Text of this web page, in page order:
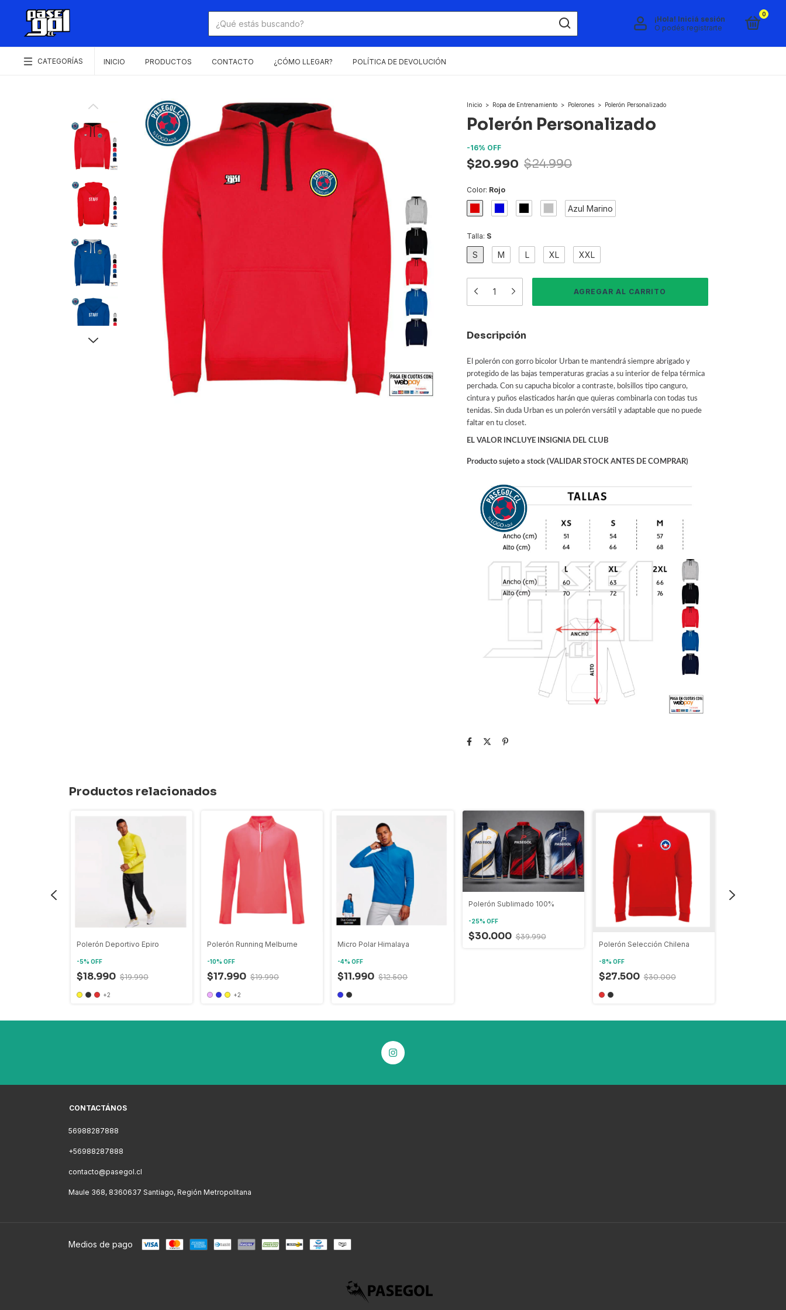
¡Hola! Iniciá sesión
O podés registrarte
0
CATEGORÍAS INICIO PRODUCTOS CONTACTO ¿CÓMO LLEGAR? POLÍTICA DE DEVOLUCIÓN
Inicio > Ropa de Entrenamiento > Polerones > Polerón Personalizado
Polerón Personalizado
-16% OFF
$20.990 $24.990
Color: Rojo
Azul Marino
Talla: S
S M L XL XXL
Descripción
El polerón con gorro bicolor Urban te mantendrá siempre abrigado y
protegido de las bajas temperaturas gracias a su interior de felpa térmica
perchada. Con su capucha bicolor a contraste, bolsillos tipo canguro,
cintura y puños elasticados harán que quieras combinarla con todas tus
tenidas. Sin duda Urban es un polerón versátil y adaptable que no puede
faltar en tu closet.
EL VALOR INCLUYE INSIGNIA DEL CLUB
Producto sujeto a stock (VALIDAR STOCK ANTES DE COMPRAR)
Productos relacionados
Polerón Deportivo Epiro
-5% OFF
$18.990 $19.990
+2
Polerón Running Melburne
-10%OFF
$17.990 $19.990
+2
Micro Polar Himalaya
-4%OFF
$11.990 $12.500
Polerón Sublimado 100%
-25% OFF
$30.000 $39.990
Polerón Selección Chilena
-8% OFF
$27.500 $30.000
CONTACTÁNOS
56988287888
+56988287888
contacto@pasegol.cl
Maule 368, 8360637 Santiago, Región Metropolitana
Medios de pago